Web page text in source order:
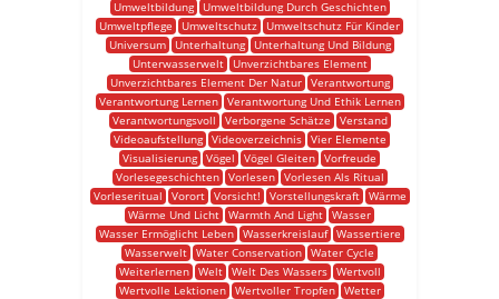
Umweltbildung
Umweltbildung Durch Geschichten
Umweltpflege
Umweltschutz
Umweltschutz Für Kinder
Universum
Unterhaltung
Unterhaltung Und Bildung
Unterwasserwelt
Unverzichtbares Element
Unverzichtbares Element Der Natur
Verantwortung
Verantwortung Lernen
Verantwortung Und Ethik Lernen
Verantwortungsvoll
Verborgene Schätze
Verstand
Videoaufstellung
Videoverzeichnis
Vier Elemente
Visualisierung Vögel Vögel Gleiten Vorfreude
Vorlesegeschichten
Vorlesen
Vorlesen Als Ritual
Vorleseritual
Vorort Vorsicht! Vorstellungskraft
Wärme
Wärme Und Licht Warmth And Light Wasser
Wasser Ermöglicht Leben
Wasserkreislauf
Wassertiere
Wasserwelt Water Conservation Water Cycle
Weiterlernen
Welt Welt Des Wassers
Wertvoll
Wertvolle Lektionen
Wertvoller Tropfen
Wetter